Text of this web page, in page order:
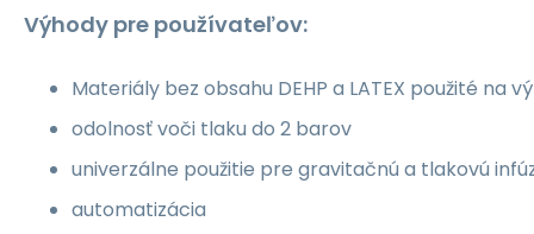
Výhody pre používateľov:
Materiály bez obsahu DEHP a LATEX použité na
odolnosť voči tlaku do 2 barov
univerzálne použitie pre gravitačnú a tlakovú
automatizácia